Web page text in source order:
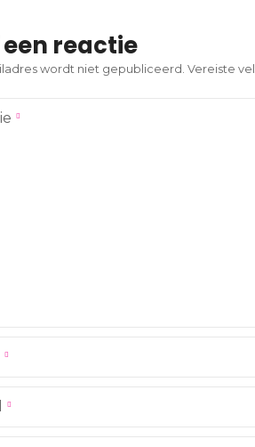
een reactie
wordt niet gepubliceerd. Vereiste